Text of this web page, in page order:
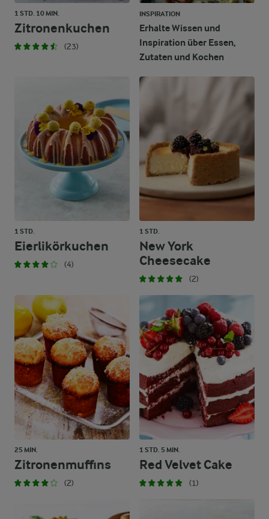
1 STD. 10 MIN.
Zitronenkuchen
(23)
INSPIRATION
Erhalte Wissen und
Inspiration über Essen,
Zutaten und Kochen
1 STD.
Eierlikörkuchen
(4)
1 STD.
New York
Cheesecake
(2)
25 MIN.
Zitronenmuffins
(2)
1 STD. 5 MIN.
Red Velvet Cake
(1)